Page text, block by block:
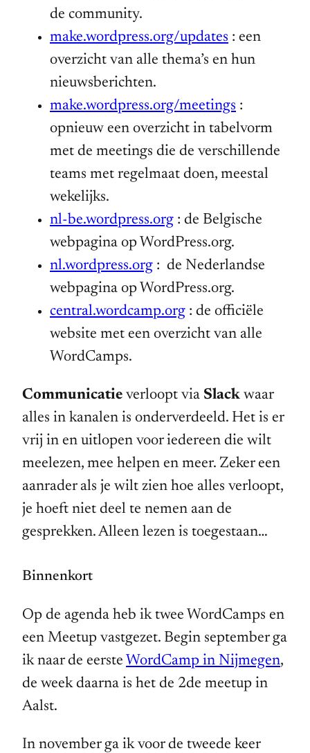
de community.
make.wordpress.org/updates : een
overzicht van alle thema’s en hun
nieuwsberichten.
make.wordpress.org/meetings :
opnieuw een overzicht in tabelvorm
met de meetings die de verschillende
teams met regelmaat doen, meestal
wekelijks.
nl-be.wordpress.org : de Belgische
webpagina op WordPress.org.
nl.wordpress.org : de Nederlandse
webpagina op WordPress.org.
central.wordcamp.org : de officiële
website met een overzicht van alle
WordCamps.
Communicatie verloopt via Slack waar
alles in kanalen is onderverdeeld. Het is er
vrij in en uitlopen voor iedereen die wilt
meelezen, mee helpen en meer. Zeker een
aanrader als je wilt zien hoe alles verloopt,
je hoeft niet deel te nemen aan de
gesprekken. Alleen lezen is toegestaan…
Binnenkort
Op de agenda heb ik twee WordCamps en
een Meetup vastgezet. Begin september ga
ik naar de eerste WordCamp in Nijmegen,
de week daarna is het de 2de meetup in
Aalst.
In november ga ik voor de tweede keer